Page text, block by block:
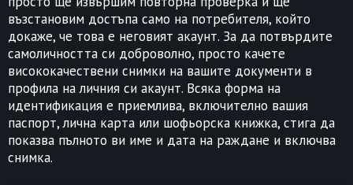
възстановим достъпа само на потребителя, който
докаже, че това е неговият акаунт. За да потвърдите
самоличността си доброволно, просто качете
висококачествени снимки на вашите документи в
профила на личния си акаунт. Всяка форма на
идентификация е приемлива, включително вашия
паспорт, лична карта или шофьорска книжка, стига да
показва пълното ви име и дата на раждане и включва
снимка.